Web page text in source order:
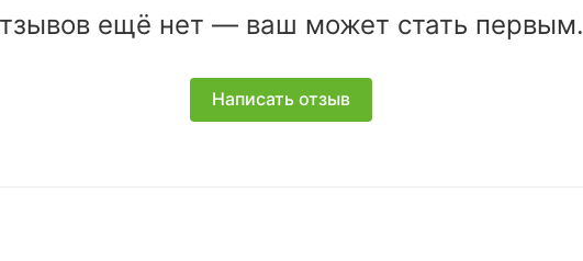
ещё нет — ваш может стать первым.
Написать отзыв